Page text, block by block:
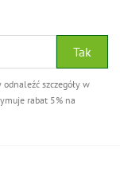
szczegóły w
rabat 5% na